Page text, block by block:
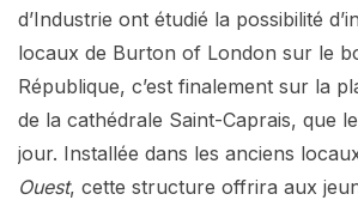
d’Industrie ont étudié la possibilité
locaux de Burton of London sur le
République, c’est finalement sur la
de la cathédrale Saint-Caprais, que
jour. Installée dans les anciens
Ouest, cette structure offrira aux